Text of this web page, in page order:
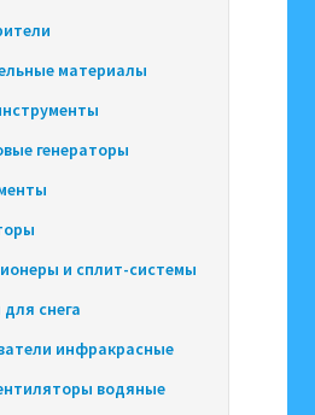
материалы
генераторы
и сплит-системы
снега
инфракрасные
водяные